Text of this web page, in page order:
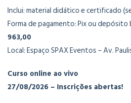
Inclui: material didático e certificado
Forma de pagamento: Pix ou depósito
963,00
Local: Espaço SPAX Eventos – Av.
Curso online ao vivo
27/08/2026 – Inscrições abertas!